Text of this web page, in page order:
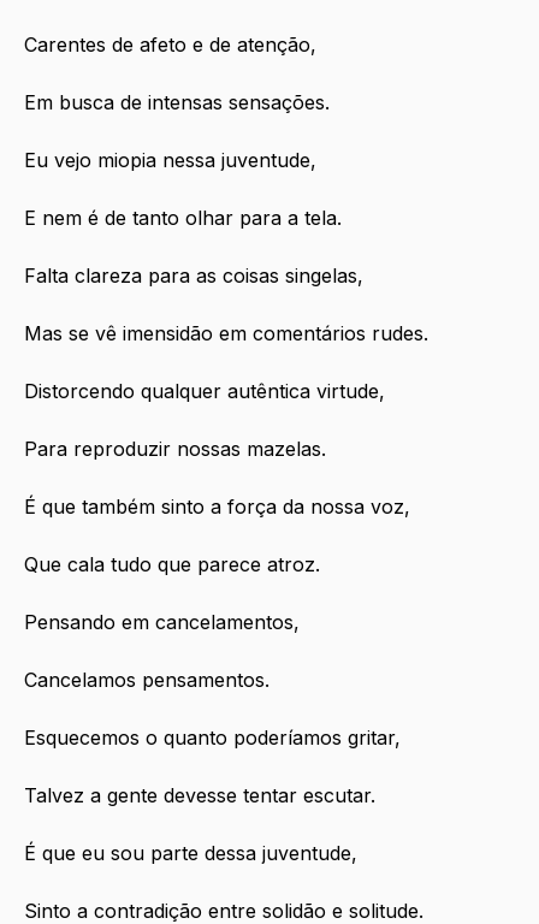
Carentes de afeto e de atenção,
Em busca de intensas sensações.
Eu vejo miopia nessa juventude,
E nem é de tanto olhar para a tela.
Falta clareza para as coisas singelas,
Mas se vê imensidão em comentários rudes.
Distorcendo qualquer autêntica virtude,
Para reproduzir nossas mazelas.
É que também sinto a força da nossa voz,
Que cala tudo que parece atroz.
Pensando em cancelamentos,
Cancelamos pensamentos.
Esquecemos o quanto poderíamos gritar,
Talvez a gente devesse tentar escutar.
É que eu sou parte dessa juventude,
Sinto a contradição entre solidão e solitude.